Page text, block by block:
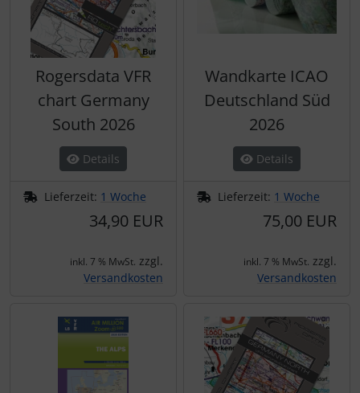
Rogersdata VFR
chart Germany
South 2026
Details
Lieferzeit: 1 Woche
34,90 EUR
inkl. 7 % MwSt. zzgl.
Versandkosten
Wandkarte ICAO
Deutschland Süd
2026
Details
Lieferzeit: 1 Woche
75,00 EUR
inkl. 7 % MwSt. zzgl.
Versandkosten